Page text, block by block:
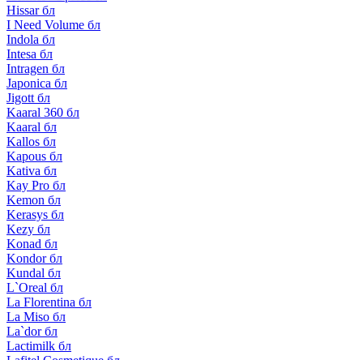
Hissar бл
I Need Volume бл
Indola бл
Intesa бл
Intragen бл
Japonica бл
Jigott бл
Kaaral 360 бл
Kaaral бл
Kallos бл
Kapous бл
Kativa бл
Kay Pro бл
Kemon бл
Kerasys бл
Kezy бл
Konad бл
Kondor бл
Kundal бл
L`Oreal бл
La Florentina бл
La Miso бл
La`dor бл
Lactimilk бл